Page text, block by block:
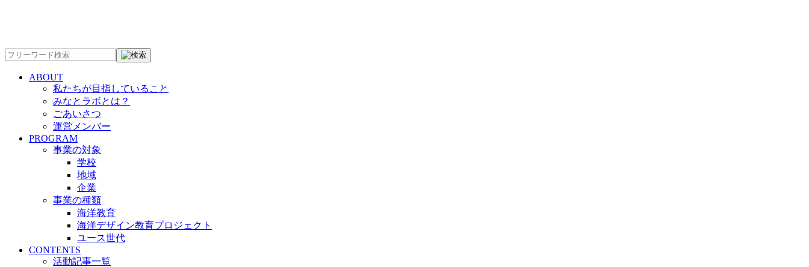
ABOUT
私たちが目指していること
みなとラボとは？
ごあいさつ
運営メンバー
PROGRAM
事業の対象
学校
地域
企業
事業の種類
海洋教育
海洋デザイン教育プロジェクト
ユース世代
CONTENTS
活動記事一覧